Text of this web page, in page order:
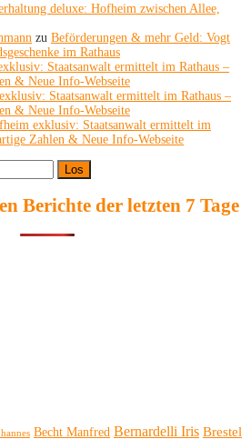
deluxe: Hofheim zwischen Allee,
zu Beförderungen & mehr Geld: Vogt
im Rathaus
Staatsanwalt ermittelt im Rathaus –
& Neue Info-Webseite
Staatsanwalt ermittelt im Rathaus –
& Neue Info-Webseite
exklusiv: Staatsanwalt ermittelt im
Zahlen & Neue Info-Webseite
Berichte der letzten 7 Tage
Becht Manfred Bernardelli Iris Brestel